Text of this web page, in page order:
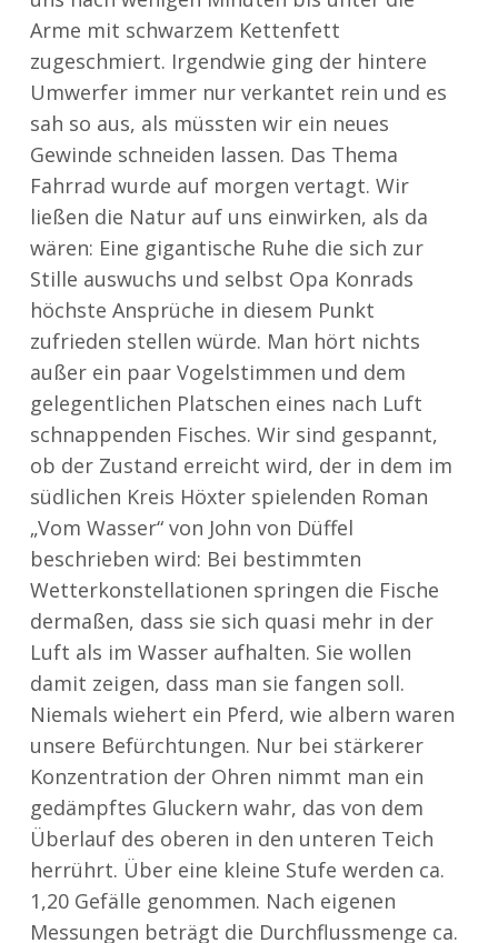
Arme mit schwarzem Kettenfett
zugeschmiert. Irgendwie ging der hintere
Umwerfer immer nur verkantet rein und es
sah so aus, als müssten wir ein neues
Gewinde schneiden lassen. Das Thema
Fahrrad wurde auf morgen vertagt. Wir
ließen die Natur auf uns einwirken, als da
wären: Eine gigantische Ruhe die sich zur
Stille auswuchs und selbst Opa Konrads
höchste Ansprüche in diesem Punkt
zufrieden stellen würde. Man hört nichts
außer ein paar Vogelstimmen und dem
gelegentlichen Platschen eines nach Luft
schnappenden Fisches. Wir sind gespannt,
ob der Zustand erreicht wird, der in dem im
südlichen Kreis Höxter spielenden Roman
„Vom Wasser“ von John von Düffel
beschrieben wird: Bei bestimmten
Wetterkonstellationen springen die Fische
dermaßen, dass sie sich quasi mehr in der
Luft als im Wasser aufhalten. Sie wollen
damit zeigen, dass man sie fangen soll.
Niemals wiehert ein Pferd, wie albern waren
unsere Befürchtungen. Nur bei stärkerer
Konzentration der Ohren nimmt man ein
gedämpftes Gluckern wahr, das von dem
Überlauf des oberen in den unteren Teich
herrührt. Über eine kleine Stufe werden ca.
1,20 Gefälle genommen. Nach eigenen
Messungen beträgt die Durchflussmenge ca.